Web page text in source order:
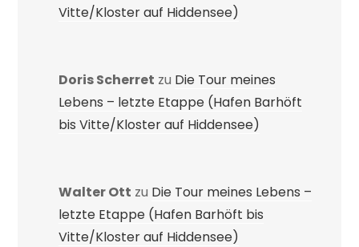
Vitte/Kloster auf Hiddensee)
Doris Scherret zu Die Tour meines
Lebens – letzte Etappe (Hafen Barhöft
bis Vitte/Kloster auf Hiddensee)
Walter Ott zu Die Tour meines Lebens –
letzte Etappe (Hafen Barhöft bis
Vitte/Kloster auf Hiddensee)